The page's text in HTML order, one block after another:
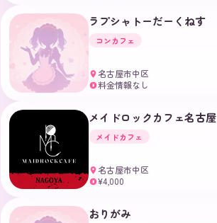
ラプシャトーだーくねす
コンカフェ
名古屋市中区
¥ 料金情報なし
メイドロックカフェ名古屋
メイドカフェ
名古屋市中区
¥ ¥4,000
おりがみ